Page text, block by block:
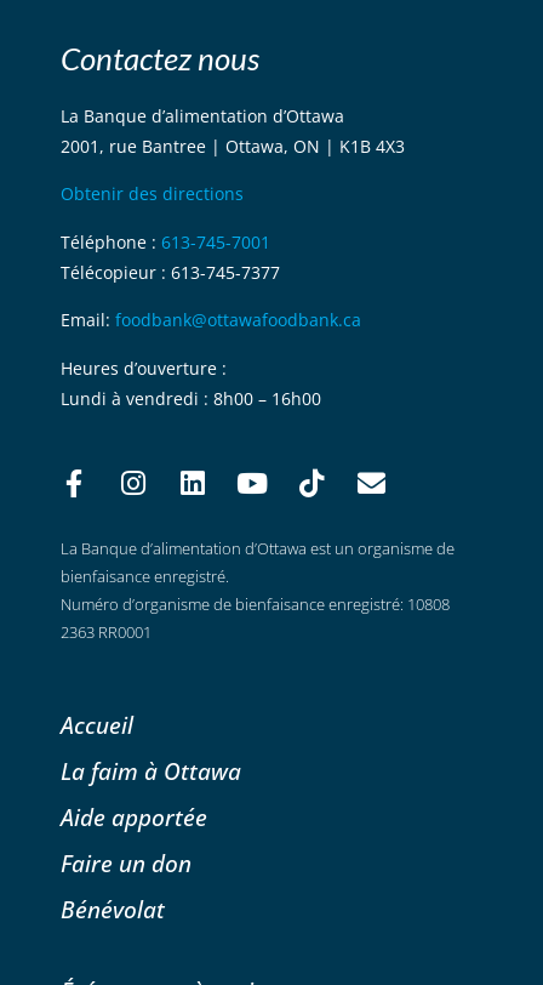
Contactez nous
La Banque d’alimentation d’Ottawa
2001, rue Bantree | Ottawa, ON | K1B 4X3
Obtenir des directions
Téléphone : 613-745-7001
Télécopieur : 613-745-7377
Email: foodbank@ottawafoodbank.ca
Heures d’ouverture :
Lundi à vendredi : 8h00 – 16h00
La Banque d’alimentation d’Ottawa est un organisme de
bienfaisance enregistré.
Numéro d’organisme de bienfaisance enregistré: 10808
2363 RR0001
Accueil
La faim à Ottawa
Aide apportée
Faire un don
Bénévolat